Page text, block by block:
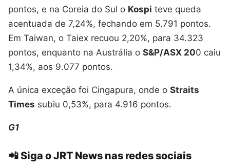
pontos, e na Coreia do Sul o Kospi teve queda
acentuada de 7,24%, fechando em 5.791 pontos.
Em Taiwan, o Taiex recuou 2,20%, para 34.323
pontos, enquanto na Austrália o S&P/ASX 200 caiu
1,34%, aos 9.077 pontos.
A única exceção foi Cingapura, onde o Straits
Times subiu 0,53%, para 4.916 pontos.
G1
📲 Siga o JRT News nas redes sociais